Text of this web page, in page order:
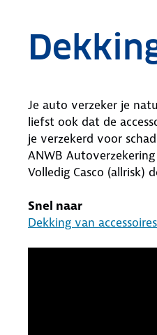
Je auto verzeker je
liefst ook dat de
je verzekerd voor
ANWB
Volledig Casco (allrisk)
Snel naar
Dekking van accessoires